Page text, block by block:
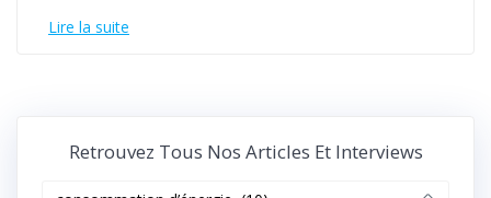
Lire la suite
Retrouvez Tous Nos Articles Et Interviews
Retrouvez